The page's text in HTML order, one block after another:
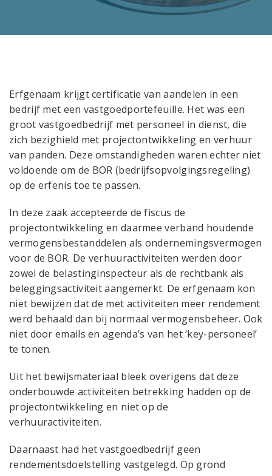
Erfgenaam krijgt certificatie van aandelen in een
bedrijf met een vastgoedportefeuille. Het was een
groot vastgoedbedrijf met personeel in dienst, die
zich bezighield met projectontwikkeling en verhuur
van panden. Deze omstandigheden waren echter niet
voldoende om de BOR (bedrijfsopvolgingsregeling)
op de erfenis toe te passen.
In deze zaak accepteerde de fiscus de
projectontwikkeling en daarmee verband houdende
vermogensbestanddelen als ondernemingsvermogen
voor de BOR. De verhuuractiviteiten werden door
zowel de belastinginspecteur als de rechtbank als
beleggingsactiviteit aangemerkt. De erfgenaam kon
niet bewijzen dat de met activiteiten meer rendement
werd behaald dan bij normaal vermogensbeheer. Ook
niet door emails en agenda’s van het ‘key-personeel’
te tonen.
Uit het bewijsmateriaal bleek overigens dat deze
onderbouwde activiteiten betrekking hadden op de
projectontwikkeling en niet op de
verhuuractiviteiten.
Daarnaast had het vastgoedbedrijf geen
rendementsdoelstelling vastgelegd. Op grond